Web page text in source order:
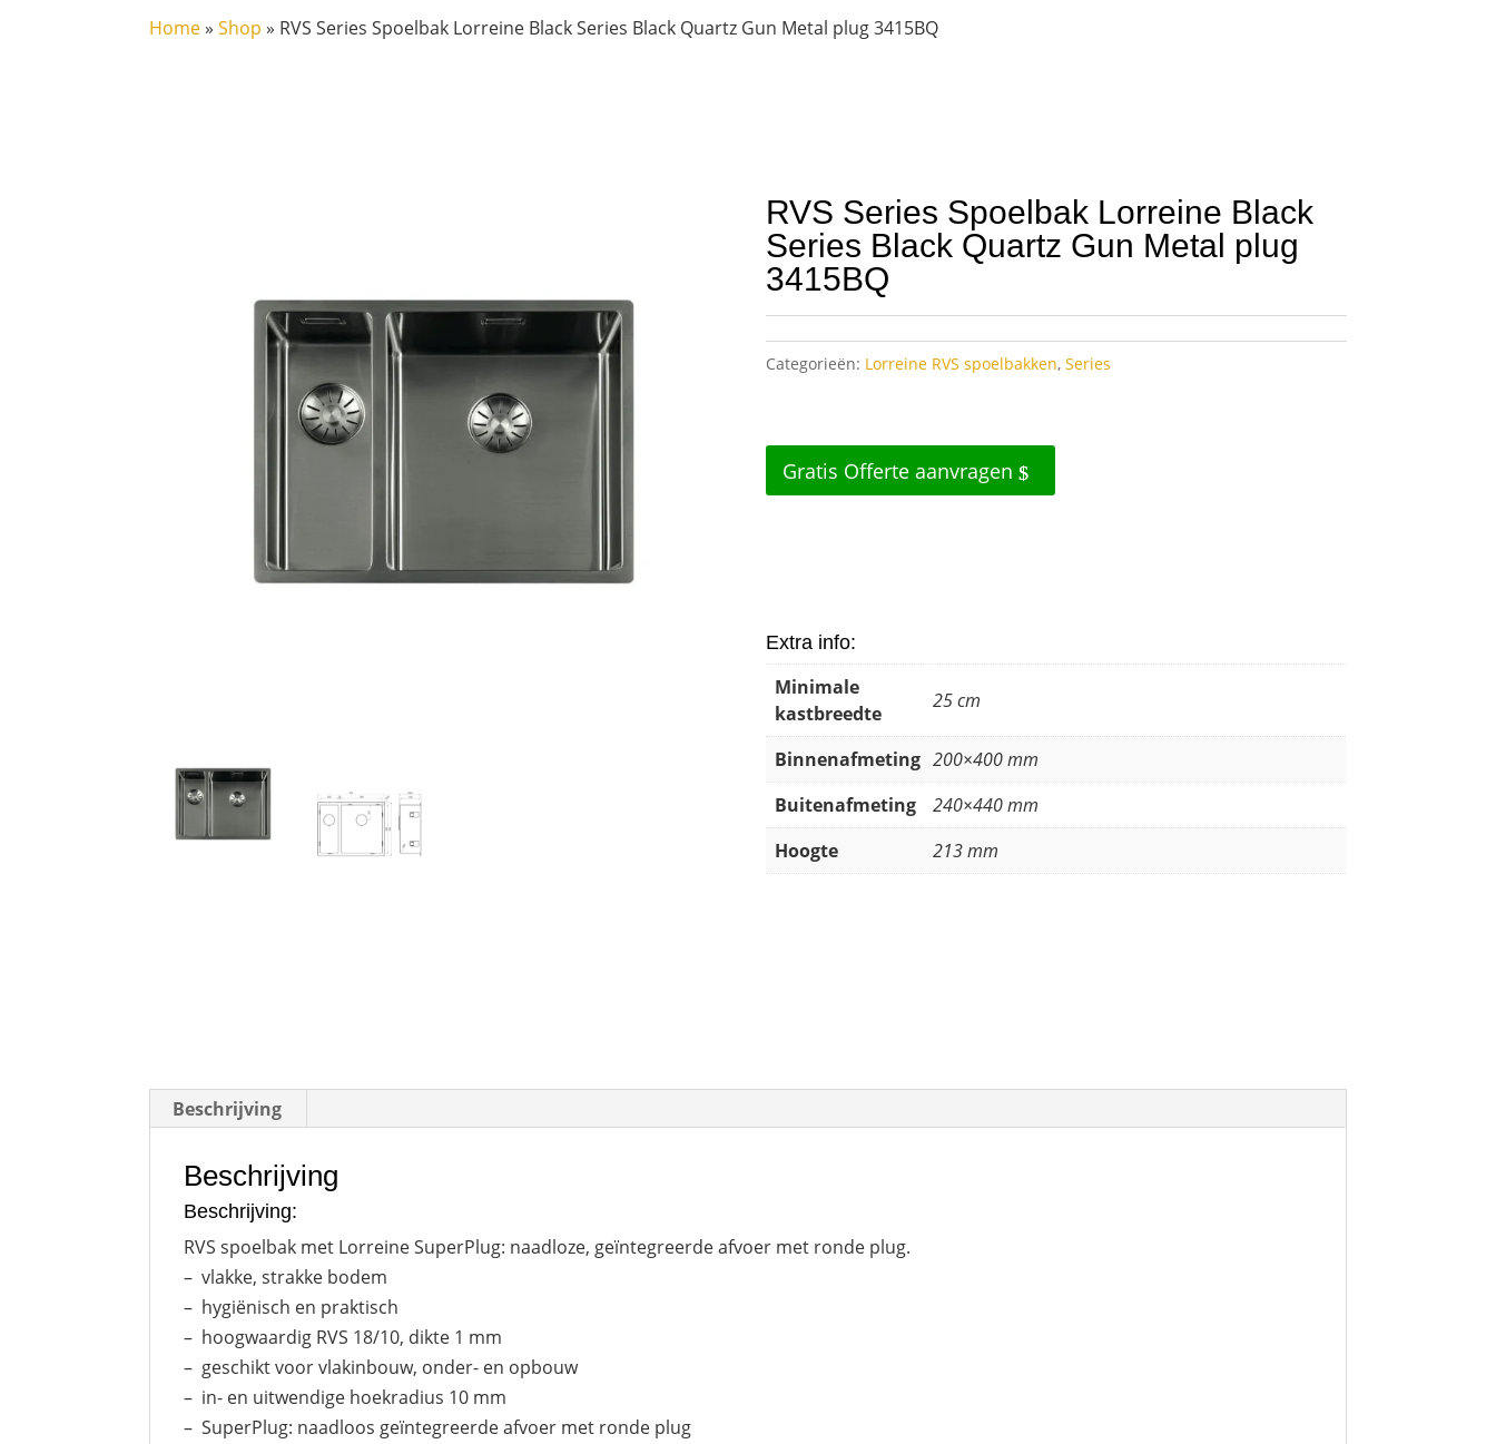
Home»Shop » RVS Series Spoelbak Lorreine Black Series Black Quartz Gun Metal plug 3415BQ
RVS Series Spoelbak Lorreine Black
Series Black Quartz Gun Metal plug
3415BQ
Categorieën: Lorreine RVS spoelbakken,Series
Gratis Offerte aanvragen
Extra info:
Minimale
kastbreedte
25 cm
Binnenafmeting 200×400 mm
Buitenafmeting
240×440 mm
Hoogte
213 mm
Beschrijving
Beschrijving
Beschrijving:
RVS spoelbak met Lorreine SuperPlug: naadloze, geïntegreerde afvoer met ronde plug.
– vlakke, strakke bodem
– hygiënisch en praktisch
– hoogwaardig RVS 18/10, dikte 1 mm
– geschikt voor vlakinbouw, onder- en opbouw
– in- en uitwendige hoekradius 10 mm
– SuperPlug: naadloos geïntegreerde afvoer met ronde plug